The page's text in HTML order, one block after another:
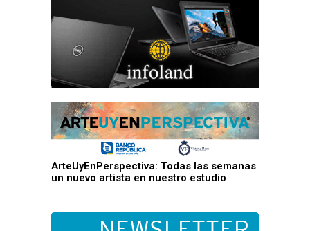
ArteUyEnPerspectiva: Todas las semanas
un nuevo artista en nuestro estudio